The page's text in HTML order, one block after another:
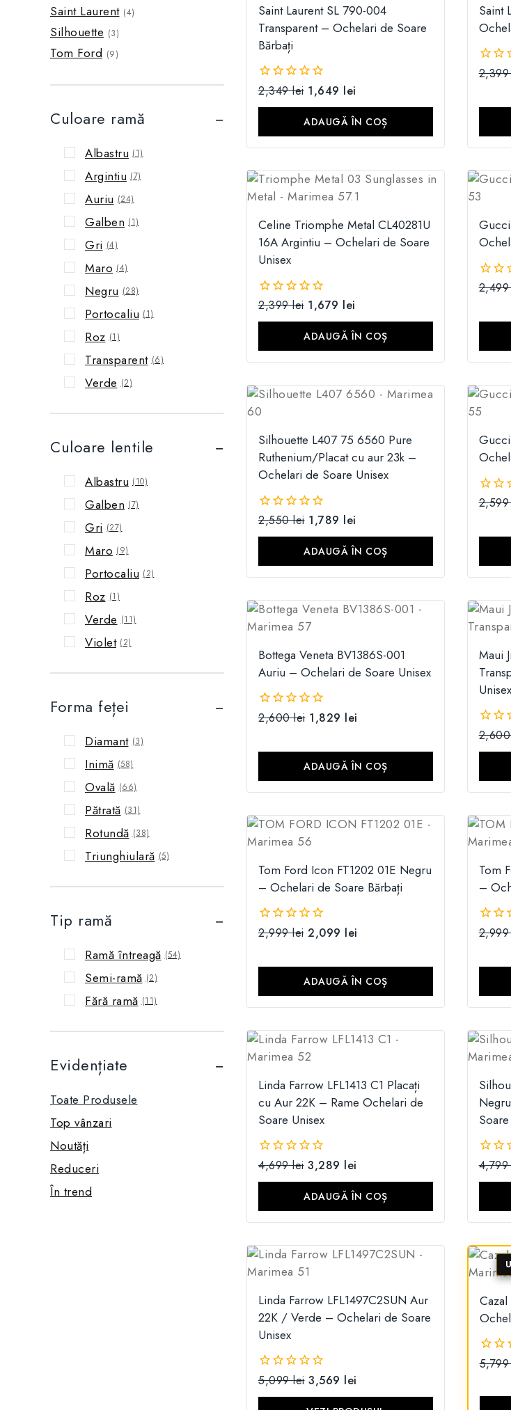
Saint Laurent SL 790-004
Transparent – Ochelari de Soare
Bărbați
0
2,349lei 1,649 lei
ADAUGĂ ÎN COȘ
Saint
0
Celine Triomphe Metal CL40281U
16A Argintiu – Ochelari de Soare
Unisex
0
2,399lei 1,679 lei
ADAUGĂ ÎN COȘ
0
Silhouette L407 75 6560 Pure
Ruthenium/Placat cu aur 23k –
Ochelari de Soare Unisex
0
2,550lei 1,789 lei
ADAUGĂ ÎN COȘ
0
Bottega Veneta BV1386S-001
Auriu – Ochelari de Soare Unisex
0
2,600lei 1,829 lei
ADAUGĂ ÎN COȘ
Maui
Unisex
0
Tom Ford Icon FT1202 01E Negru
– Ochelari de Soare Bărbați
0
2,999lei 2,099 lei
ADAUGĂ ÎN COȘ
Tom
–
0
Linda Farrow LFL1413 C1 Placați
cu Aur 22K – Rame Ochelari de
Soare Unisex
0
4,699lei 3,289 lei
ADAUGĂ ÎN COȘ
0
Linda Farrow LFL1497C2SUN Aur
22K / Verde – Ochelari de Soare
Unisex
0
5,099lei 3,569 lei
0
Saint Laurent (4)
Silhouette (3)
Tom Ford (9)
Culoare ramă
Albastru (1)
Argintiu (7)
Auriu (24)
Galben (1)
Gri (4)
Maro (4)
Negru (28)
Portocaliu (1)
Roz (1)
Transparent (6)
Verde (2)
Culoare lentile
Albastru (10)
Galben (7)
Gri (27)
Maro (9)
Portocaliu (2)
Roz (1)
Verde (11)
Violet (2)
Forma feței
Diamant (3)
Inimă (58)
Ovală (66)
Pătrată (31)
Rotundă (38)
Triunghiulară (5)
Tip ramă
Ramă întreagă (54)
Semi-ramă (2)
Fără ramă (11)
Evidențiate
Toate Produsele
Top vânzari
Noutăți
Reduceri
În trend